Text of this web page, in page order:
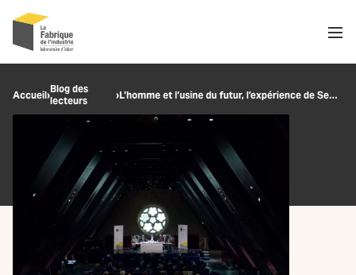
Recherche
Accueil›Blog des
lecteurs
› L’homme et l’usine du futur, l’expérience de Sew-Usocome